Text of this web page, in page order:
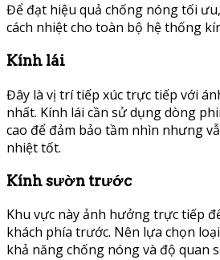
Để đạt hiệu quả chống nóng tối
cách nhiệt cho toàn bộ hệ thống
Kính lái
Đây là vị trí tiếp xúc trực tiếp với
nhất. Kính lái cần sử dụng dòng
cao để đảm bảo tầm nhìn nhưng
nhiệt tốt.
Kính sườn trước
Khu vực này ảnh hưởng trực tiếp
khách phía trước. Nên lựa chọn
khả năng chống nóng và độ quan